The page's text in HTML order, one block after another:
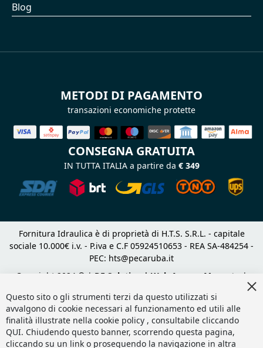
Blog
METODI DI PAGAMENTO
transazioni economiche protette
CONSEGNA GRATUITA
IN TUTTA ITALIA a partire da € 349
Fornitura Idraulica è di proprietà di H.T.S. S.R.L. - capitale
sociale 10.000€ i.v. - P.iva e C.F 05924510653 - REA SA-484254 -
PEC: hts@pecaruba.it
Copyright 2024 © | DF Solution | Web Agency Magento
|
Questo sito o gli strumenti terzi da questo utilizzati si
avvalgono di cookie necessari al funzionamento ed utili alle
finalità illustrate nella cookie policy , consultabile cliccando
QUI. Chiudendo questo banner, scorrendo questa pagina,
cliccando su un link o proseguendo la navigazione in altra